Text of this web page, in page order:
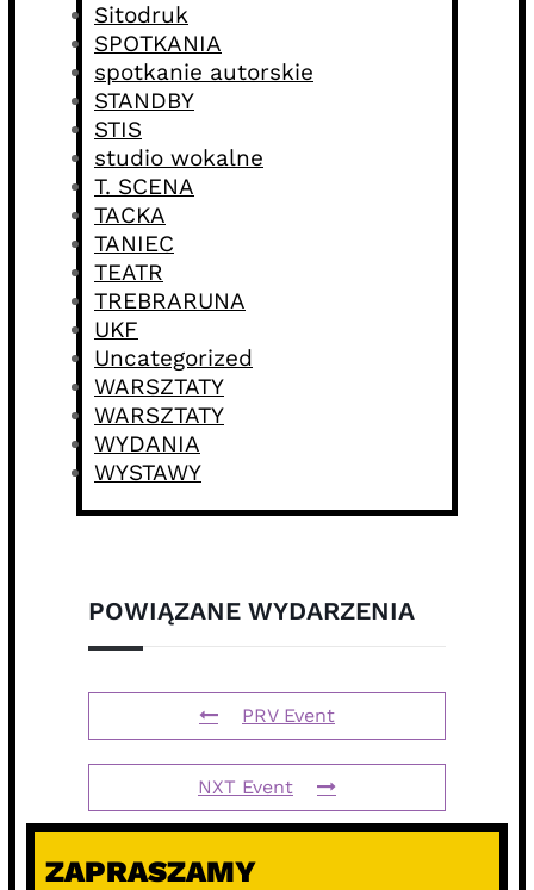
Sitodruk
SPOTKANIA
spotkanie autorskie
STANDBY
STIS
studio wokalne
T. SCENA
TACKA
TANIEC
TEATR
TREBRARUNA
UKF
Uncategorized
WARSZTATY
WARSZTATY
WYDANIA
WYSTAWY
POWIĄZANE WYDARZENIA
PRV Event
NXT Event
ZAPRASZAMY